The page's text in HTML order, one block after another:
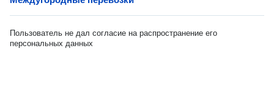
Пользователь не дал согласие на распространение его
персональных данных